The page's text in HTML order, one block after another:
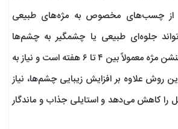
از چسب‌های مخصوص به مژه‌های طبیعی
جلوه‌ای طبیعی یا چشمگیر به چشم‌ها
ببخشد. ماندگاری اکستنشن مژه معمولاً بین ۴ تا ۶ هفته است و نیاز به
روش علاوه بر افزایش زیبایی چشم‌ها، نیاز
را کاهش می‌دهد و استایلی جذاب و ماندگار